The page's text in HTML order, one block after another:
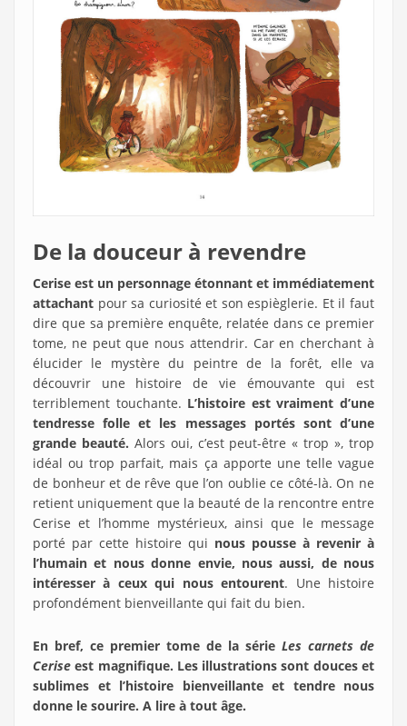
De la douceur à revendre
Cerise est un personnage étonnant et immédiatement
attachant pour sa curiosité et son espièglerie. Et il faut
dire que sa première enquête, relatée dans ce premier
tome, ne peut que nous attendrir. Car en cherchant à
élucider le mystère du peintre de la forêt, elle va
découvrir une histoire de vie émouvante qui est
terriblement touchante. L’histoire est vraiment d’une
tendresse folle et les messages portés sont d’une
grande beauté. Alors oui, c’est peut-être « trop », trop
idéal ou trop parfait, mais ça apporte une telle vague
de bonheur et de rêve que l’on oublie ce côté-là. On ne
retient uniquement que la beauté de la rencontre entre
Cerise et l’homme mystérieux, ainsi que le message
porté par cette histoire qui nous pousse à revenir à
l’humain et nous donne envie, nous aussi, de nous
intéresser à ceux qui nous entourent. Une histoire
profondément bienveillante qui fait du bien.
En bref, ce premier tome de la série Les carnets de
Cerise est magnifique. Les illustrations sont douces et
sublimes et l’histoire bienveillante et tendre nous
donne le sourire. A lire à tout âge.